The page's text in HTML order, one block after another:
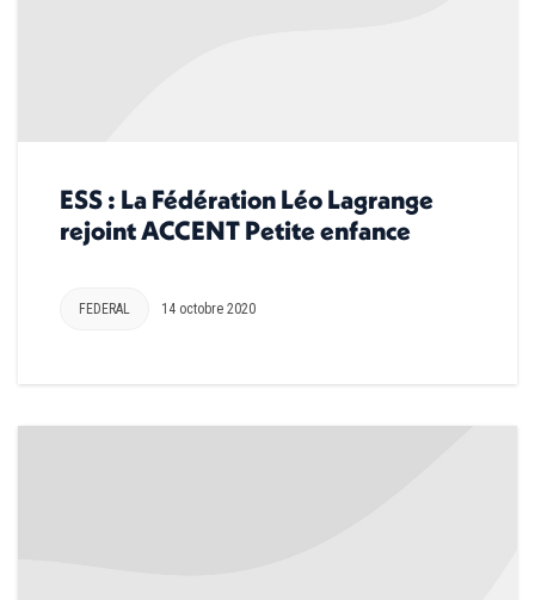
ESS : La Fédération Léo Lagrange
rejoint ACCENT Petite enfance
FEDERAL 14 octobre 2020